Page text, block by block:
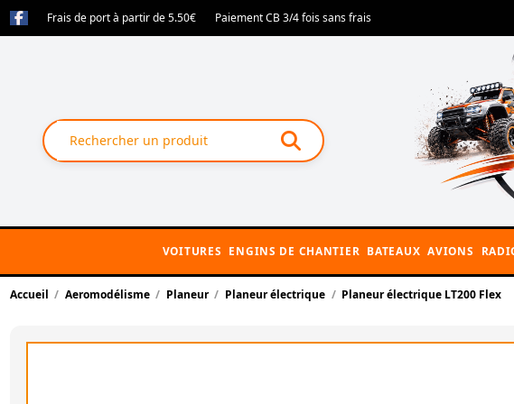
Frais de port à partir de 5.50€ Paiement CB 3/4 fois sans frais
VOITURES ENGINS DE CHANTIER BATEAUX AVIONS
Accueil Aeromodélisme Planeur Planeur électrique Planeur électrique LT200 Flex